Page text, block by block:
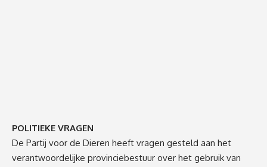
POLITIEKE VRAGEN
De Partij voor de Dieren heeft vragen gesteld aan het
verantwoordelijke provinciebestuur over het gebruik van